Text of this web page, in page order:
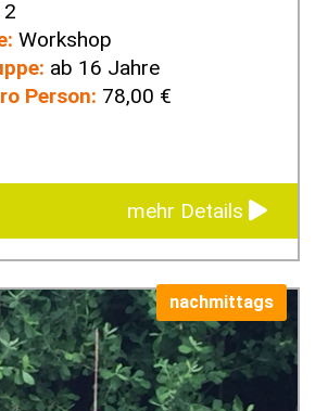
2
Workshop
ab 16 Jahre
Person: 78,00 €
mehr Details
nachmittags